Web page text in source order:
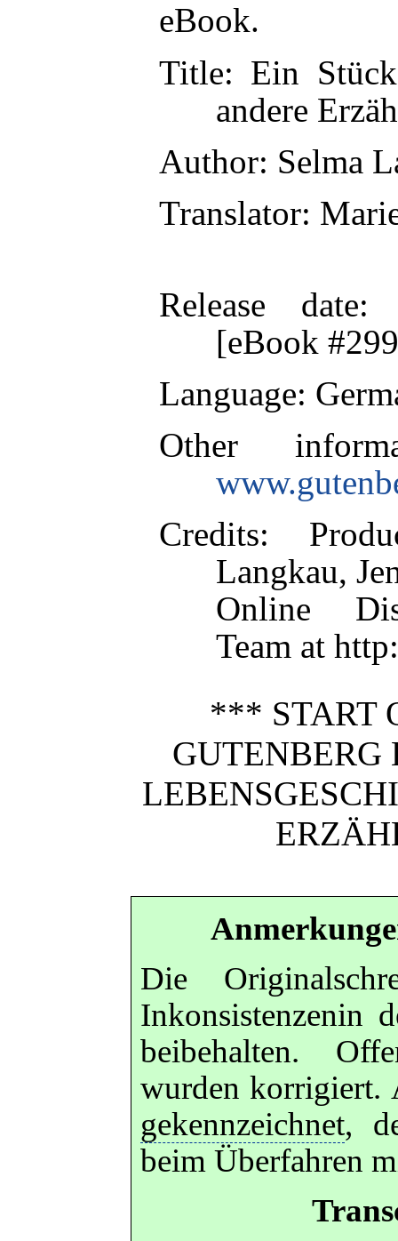
eBook.
Title: Ein Stück
andere
Author: Selma
Translator:
Release date:
[eBook
Language:
Other
Credits:
Langkau,
Online
Team at
*** START
GUTENBERG
Die
Inkonsistenzenin
beibehalten.
wurden korrigiert.
gekennzeichnet,
beim Überfahren